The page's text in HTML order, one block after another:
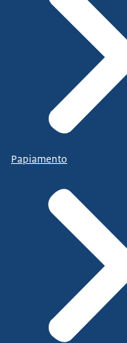
Papiamento